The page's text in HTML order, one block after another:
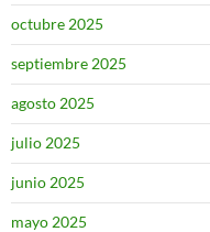
octubre 2025
septiembre 2025
agosto 2025
julio 2025
junio 2025
mayo 2025